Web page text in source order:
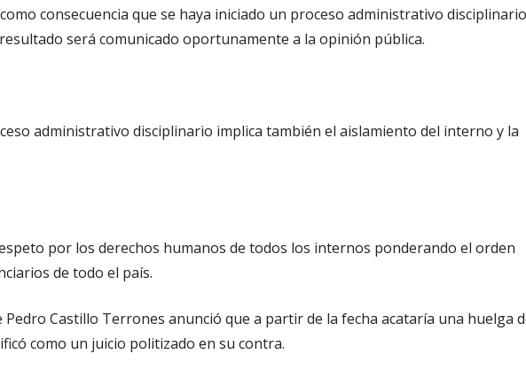
consecuencia que se haya iniciado un proceso administrativo disciplinario
será comunicado oportunamente a la opinión pública.
administrativo disciplinario implica también el aislamiento del interno y la
por los derechos humanos de todos los internos ponderando el orden
de todo el país.
Castillo Terrones anunció que a partir de la fecha acataría una huelga
como un juicio politizado en su contra.